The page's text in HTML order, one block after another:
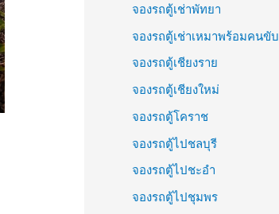
จองรถตู้เช่าพัทยา
จองรถตู้เช่าเหมาพร้อมคนขับ
จองรถตู้เชียงราย
จองรถตู้เชียงใหม่
จองรถตู้โคราช
จองรถตู้ไปชลบุรี
จองรถตู้ไปชะอำ
จองรถตู้ไปชุมพร